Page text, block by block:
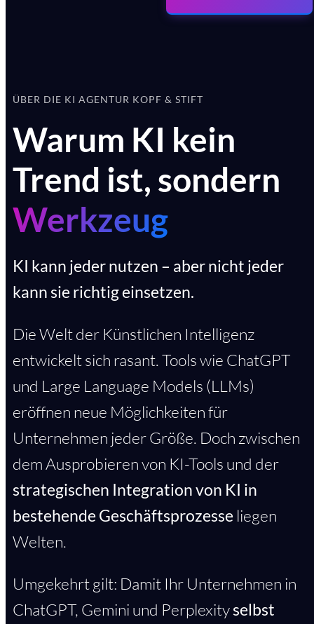
ÜBER DIE KI AGENTUR KOPF & STIFT
Warum KI kein
Trend ist, sondern
Werkzeug
KI kann jeder nutzen – aber nicht jeder
kann sie richtig einsetzen.
Die Welt der Künstlichen Intelligenz
entwickelt sich rasant. Tools wie ChatGPT
und Large Language Models (LLMs)
eröffnen neue Möglichkeiten für
Unternehmen jeder Größe. Doch zwischen
dem Ausprobieren von KI-Tools und der
strategischen Integration von KI in
bestehende Geschäftsprozesse liegen
Welten.
Umgekehrt gilt: Damit Ihr Unternehmen in
ChatGPT, Gemini und Perplexityselbst